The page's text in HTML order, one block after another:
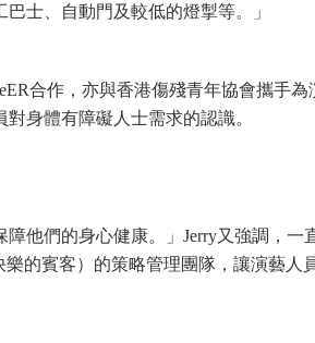
士、自動門及較低的燈掣等。」
合作，亦與香港傷殘青年協會攜手為
身體有障礙人士需求的認識。
他們的身心健康。」Jerry又強調，一
樂的賓客）的策略管理團隊，讓演藝人